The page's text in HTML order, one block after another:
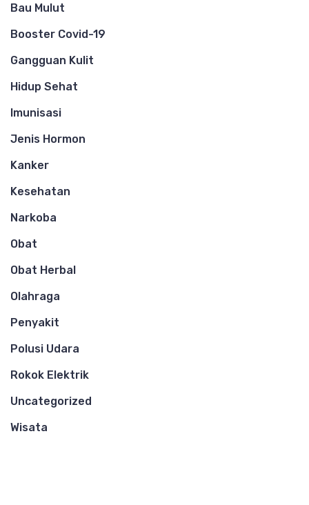
Bau Mulut
Booster Covid-19
Gangguan Kulit
Hidup Sehat
Imunisasi
Jenis Hormon
Kanker
Kesehatan
Narkoba
Obat
Obat Herbal
Olahraga
Penyakit
Polusi Udara
Rokok Elektrik
Uncategorized
Wisata